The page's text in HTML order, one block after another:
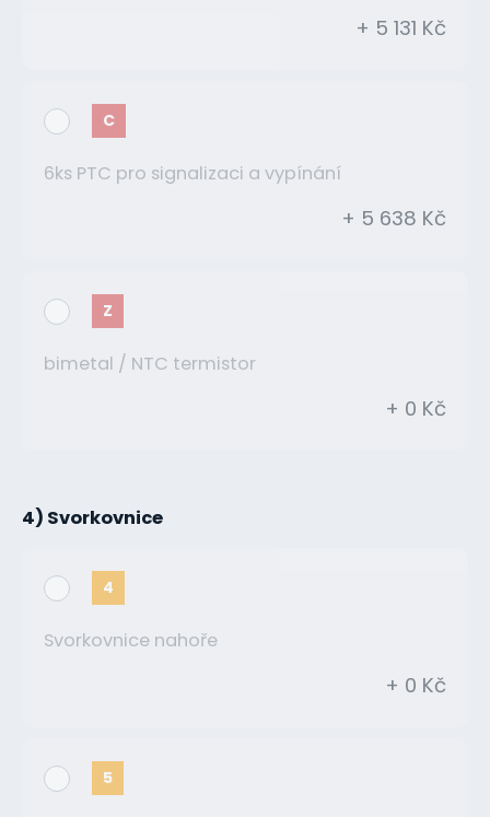
+ 5 131 Kč
C
6ks PTC pro signalizaci a vypínání
+ 5 638 Kč
Z
bimetal / NTC termistor
+ 0 Kč
4) Svorkovnice
4
Svorkovnice nahoře
+ 0 Kč
5